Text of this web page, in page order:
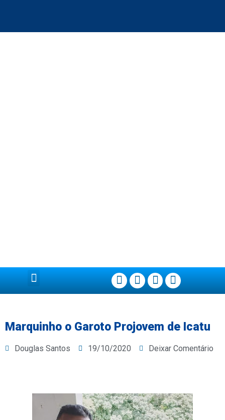
Marquinho o Garoto Projovem de Icatu
Douglas Santos 19/10/2020 Deixar Comentário